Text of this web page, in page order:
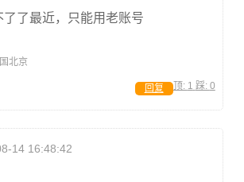
了最近，只能用老账号
北京
顶: 1 踩: 0
回复
14 16:48:42